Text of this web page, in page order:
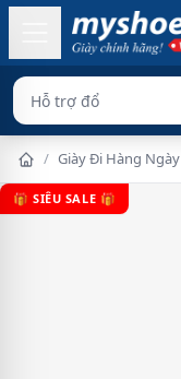
Hỗ trợ đổi hàng dễ d
/ Giày Đi Hàng Ngày
🎁 SIÊU SALE 🎁